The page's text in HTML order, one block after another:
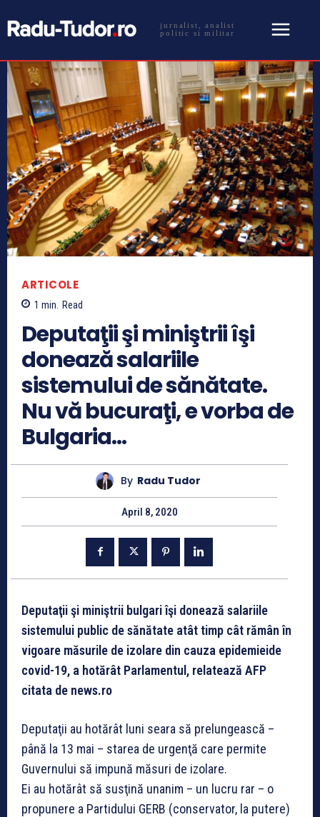
jurnalist, analist
politic si militar
ARTICOLE
1 min. Read
Deputaţii şi miniştrii îşi
donează salariile
sistemului de sănătate.
Nu vă bucuraţi, e vorba de
Bulgaria…
By Radu Tudor
April 8, 2020
Deputaţii şi miniştrii bulgari îşi donează salariile
sistemului public de sănătate atât timp cât rămân în
vigoare măsurile de izolare din cauza epidemieide
covid-19, a hotărât Parlamentul, relatează AFP
citata de news.ro
Deputaţii au hotărât luni seara să prelungească –
până la 13 mai – starea de urgenţă care permite
Guvernului să impună măsuri de izolare.
Ei au hotărât să susţină unanim – un lucru rar – o
propunere a Partidului GERB (conservator, la putere)